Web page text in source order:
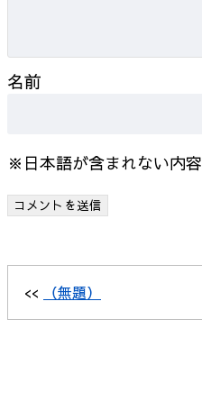
名前
※日本語が含まれない内容
<< （無題）